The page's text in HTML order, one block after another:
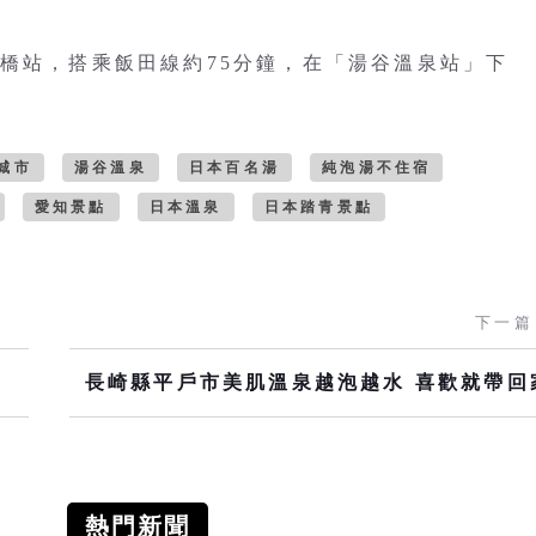
站，搭乘飯田線約75分鐘，在「湯谷溫泉站」下
市 湯谷溫泉 日本百名湯 純泡湯不住宿
愛知景點 日本溫泉 日本踏青景點
下一篇
長崎縣平戶市美肌溫泉越泡越水 喜歡就帶回
熱門新聞